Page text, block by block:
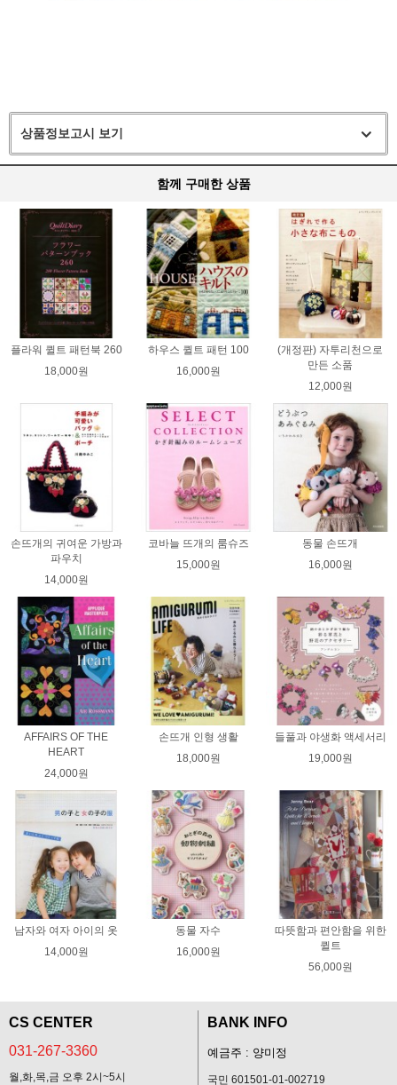
상품정보고시 보기
함께 구매한 상품
플라워 퀼트 패턴북 260
18,000원
하우스 퀼트 패턴 100
16,000원
(개정판) 자투리천으로
만든 소품
12,000원
손뜨개의 귀여운 가방과
파우치
14,000원
코바늘 뜨개의 룸슈즈
15,000원
동물 손뜨개
16,000원
AFFAIRS OF THE
HEART
24,000원
손뜨개 인형 생활
18,000원
들풀과 야생화 액세서리
19,000원
남자와 여자 아이의 옷
14,000원
동물 자수
16,000원
따뜻함과 편안함을 위한
퀼트
56,000원
CS CENTER
031-267-3360
월,화,목,금 오후 2시~5시
BANK INFO
예금주 : 양미정
국민 601501-01-002719